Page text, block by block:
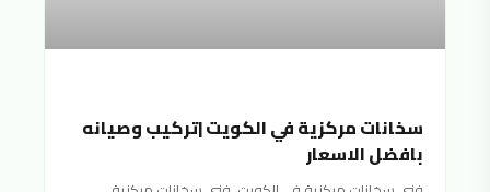
سخانات مركزية في الكويت |تركيب وصيانه
بافضل الاسعار